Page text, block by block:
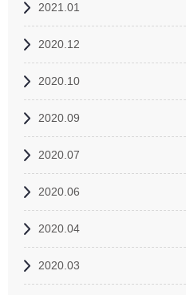
2021.01
2020.12
2020.10
2020.09
2020.07
2020.06
2020.04
2020.03